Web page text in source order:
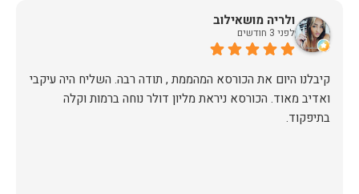
ולריה מושאילוב
לפני 3 חודשים
קיבלנו היום את הכורסא המהממת , תודה רבה. השליח היה עיקבי
ואדיב מאוד. הכורסא ניראת מליון דולר נוחה ברמות וקלה
בתיפקוד.